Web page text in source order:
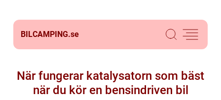
BILCAMPING.se
När fungerar katalysatorn som bäst
när du kör en bensindriven bil